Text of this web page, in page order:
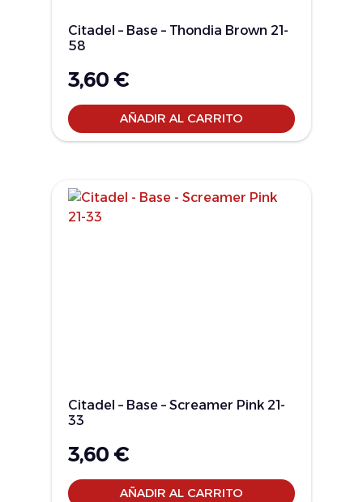
Citadel – Base – Thondia Brown 21-
58
3,60 €
AÑADIR AL CARRITO
Citadel – Base – Screamer Pink 21-
33
3,60 €
AÑADIR AL CARRITO